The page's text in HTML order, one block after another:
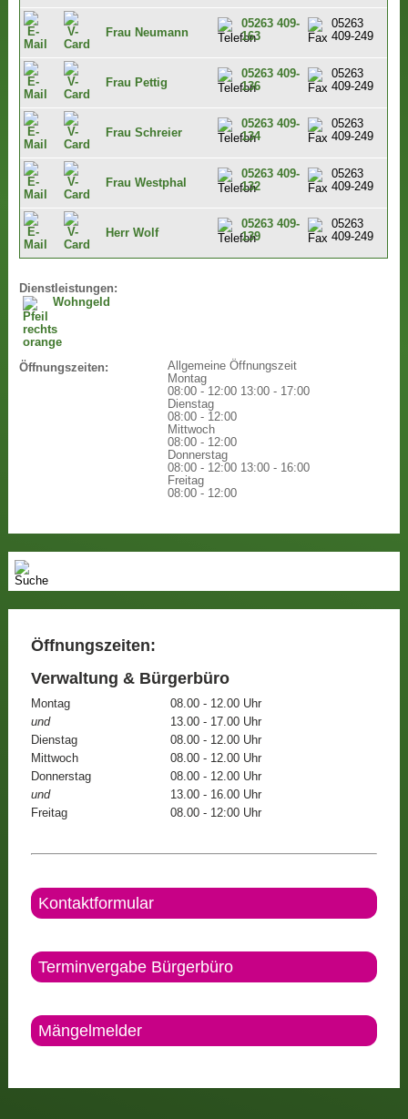
Frau Neumann
05263 409-
163
05263
409-249
Frau Pettig
05263 409-
136
05263
409-249
Frau Schreier
05263 409-
134
05263
409-249
Frau Westphal
05263 409-
132
05263
409-249
Herr Wolf
05263 409-
139
05263
409-249
Dienstleistungen:
Wohngeld
Öffnungszeiten:
Allgemeine Öffnungszeit
Montag
08:00 - 12:00 13:00 - 17:00
Dienstag
08:00 - 12:00
Mittwoch
08:00 - 12:00
Donnerstag
08:00 - 12:00 13:00 - 16:00
Freitag
08:00 - 12:00
Öffnungszeiten:
Verwaltung & Bürgerbüro
Montag
08.00 - 12.00 Uhr
und
13.00 - 17.00 Uhr
Dienstag
08.00 - 12.00 Uhr
Mittwoch
08.00 - 12.00 Uhr
Donnerstag
08.00 - 12.00 Uhr
und
13.00 - 16.00 Uhr
Freitag
08.00 - 12:00 Uhr
Kontaktformular
Terminvergabe Bürgerbüro
Mängelmelder